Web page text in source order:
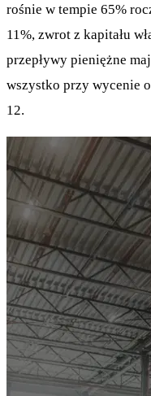
rośnie w tempie 65%
11%, zwrot z kapitału
przepływy pieniężne
wszystko przy wycenie
12.